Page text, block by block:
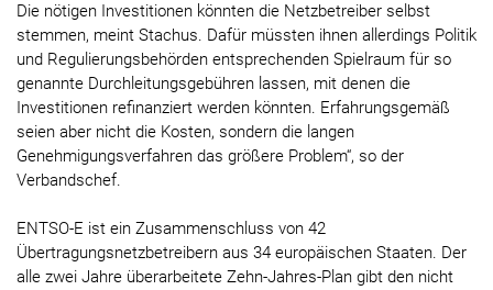
Die nötigen Investitionen könnten die Netzbetreiber selbst
stemmen, meint Stachus. Dafür müssten ihnen allerdings Politik
und Regulierungsbehörden entsprechenden Spielraum für so
genannte Durchleitungsgebühren lassen, mit denen die
Investitionen refinanziert werden könnten. Erfahrungsgemäß
seien aber nicht die Kosten, sondern die langen
Genehmigungsverfahren das größere Problem“, so der
Verbandschef.
ENTSO-E ist ein Zusammenschluss von 42
Übertragungsnetzbetreibern aus 34 europäischen Staaten. Der
alle zwei Jahre überarbeitete Zehn-Jahres-Plan gibt den nicht